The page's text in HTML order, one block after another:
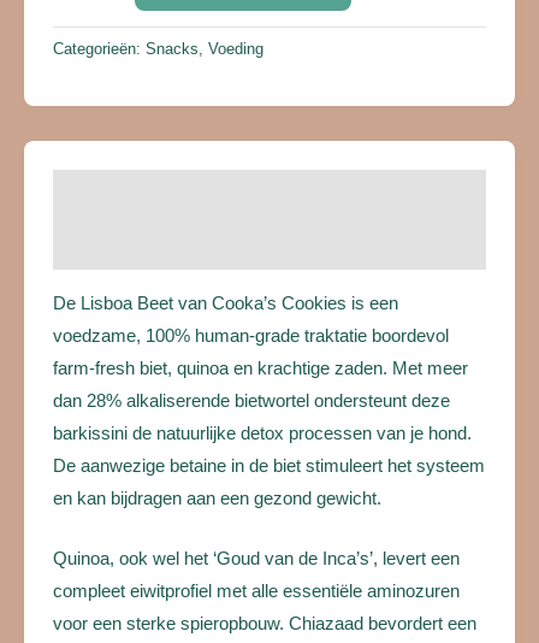
Categorieën: Snacks, Voeding
De Lisboa Beet van Cooka’s Cookies is een
voedzame, 100% human-grade traktatie boordevol
farm-fresh biet, quinoa en krachtige zaden. Met meer
dan 28% alkaliserende bietwortel ondersteunt deze
barkissini de natuurlijke detox processen van je hond.
De aanwezige betaine in de biet stimuleert het systeem
en kan bijdragen aan een gezond gewicht.
Quinoa, ook wel het ‘Goud van de Inca’s’, levert een
compleet eiwitprofiel met alle essentiële aminozuren
voor een sterke spieropbouw. Chiazaad bevordert een